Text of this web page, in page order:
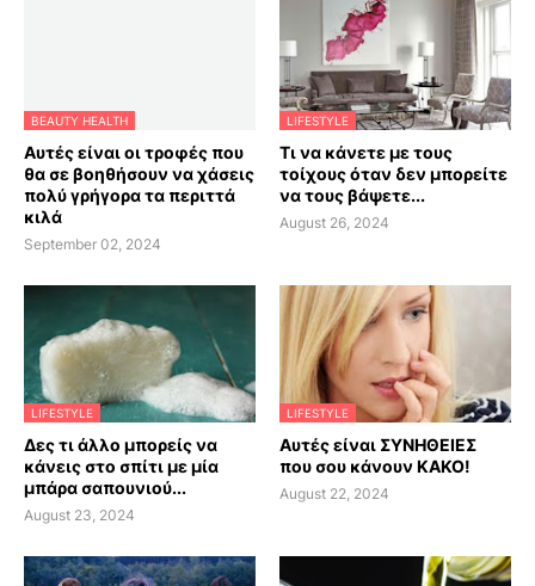
BEAUTY HEALTH
Αυτές είναι οι τροφές που
θα σε βοηθήσουν να χάσεις
πολύ γρήγορα τα περιττά
κιλά
September 02, 2024
LIFESTYLE
Τι να κάνετε με τους
τοίχους όταν δεν μπορείτε
να τους βάψετε...
August 26, 2024
LIFESTYLE
Δες τι άλλο μπορείς να
κάνεις στο σπίτι με μία
μπάρα σαπουνιού...
August 23, 2024
LIFESTYLE
Αυτές είναι ΣΥΝΗΘΕΙΕΣ
που σου κάνουν ΚΑΚΟ!
August 22, 2024